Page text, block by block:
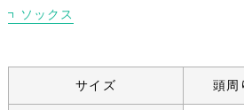
ソックス
サイズ 頭周